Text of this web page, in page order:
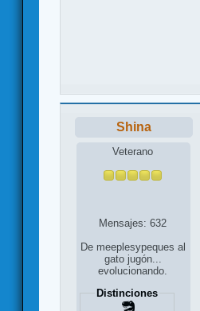
Shina
Veterano
Mensajes: 632
De meeplesypeques al
gato jugón...
evolucionando.
Distinciones